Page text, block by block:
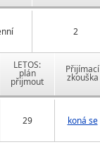
2
LETOS:
plán
přijmout
Přijímací
zkouška
29 koná se